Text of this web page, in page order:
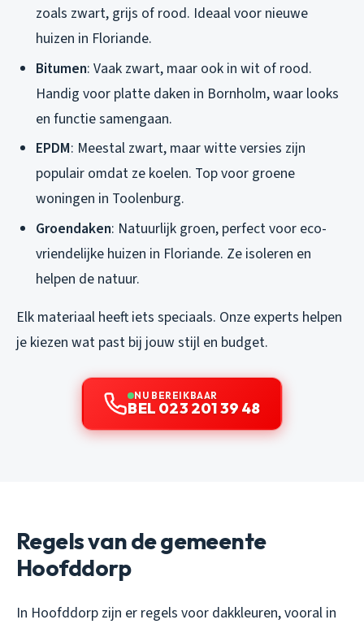
zoals zwart, grijs of rood. Ideaal voor nieuwe
huizen in Floriande.
Bitumen: Vaak zwart, maar ook in wit of rood.
Handig voor platte daken in Bornholm, waar looks
en functie samengaan.
EPDM: Meestal zwart, maar witte versies zijn
populair omdat ze koelen. Top voor groene
woningen in Toolenburg.
Groendaken: Natuurlijk groen, perfect voor eco-
vriendelijke huizen in Floriande. Ze isoleren en
helpen de natuur.
Elk materiaal heeft iets speciaals. Onze experts helpen
je kiezen wat past bij jouw stijl en budget.
NU BEREIKBAAR
BEL 023 201 39 48
Regels van de gemeente
Hoofddorp
In Hoofddorp zijn er regels voor dakkleuren, vooral in